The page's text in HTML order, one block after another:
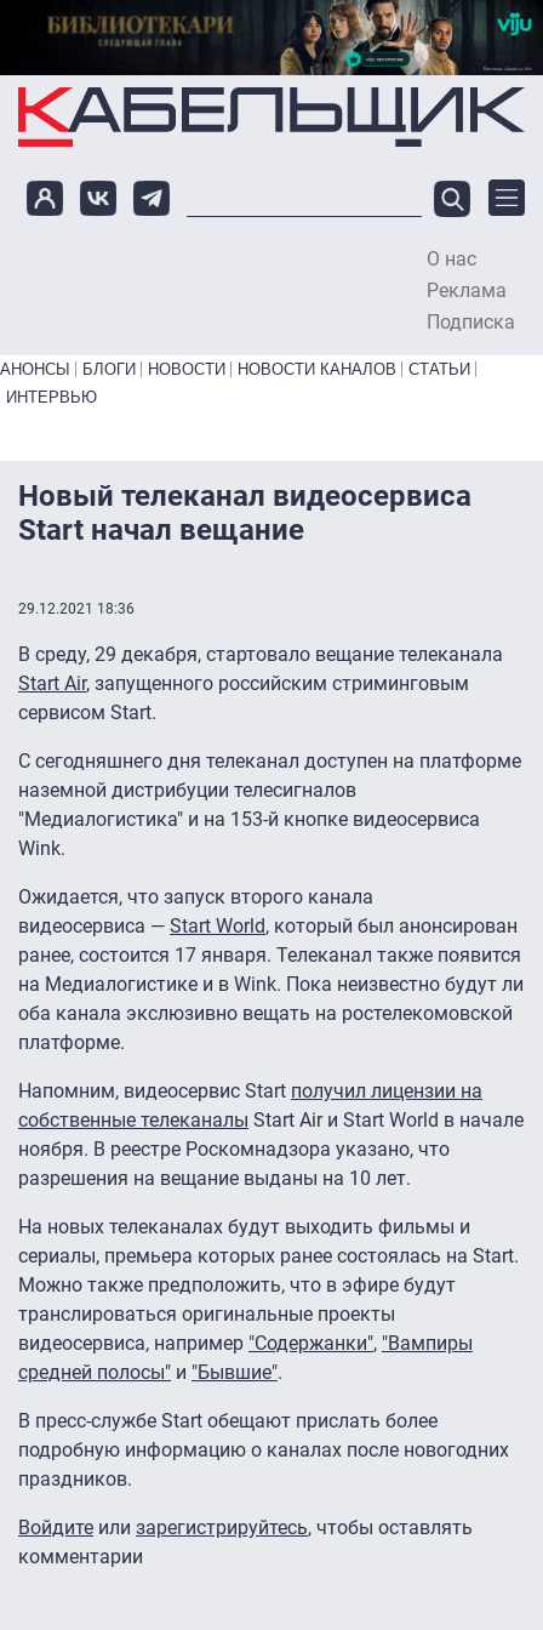
Перейти к основному содержанию
О нас
Реклама
Подписка
Primary links bottom
АНОНСЫ БЛОГИ НОВОСТИ НОВОСТИ КАНАЛОВ
СТАТЬИ
ИНТЕРВЬЮ
Новый телеканал видеосервиса
Start начал вещание
29.12.2021 18:36
В среду, 29 декабря, стартовало вещание телеканала
Start Air, запущенного российским стриминговым
сервисом Start.
С сегодняшнего дня телеканал доступен на платформе
наземной дистрибуции телесигналов
"Медиалогистика" и на 153-й кнопке видеосервиса
Wink.
Ожидается, что запуск второго канала
видеосервиса — Start World, который был анонсирован
ранее, состоится 17 января. Телеканал также появится
на Медиалогистике и в Wink. Пока неизвестно будут ли
оба канала экслюзивно вещать на ростелекомовской
платформе.
Напомним, видеосервис Start получил лицензии на
собственные телеканалы Start Air и Start World в начале
ноября. В реестре Роскомнадзора указано, что
разрешения на вещание выданы на 10 лет.
На новых телеканалах будут выходить фильмы и
сериалы, премьера которых ранее состоялась на Start.
Можно также предположить, что в эфире будут
транслироваться оригинальные проекты
видеосервиса, например "Содержанки", "Вампиры
средней полосы" и "Бывшие".
В пресс-службе Start обещают прислать более
подробную информацию о каналах после новогодних
праздников.
Войдите или зарегистрируйтесь, чтобы оставлять
комментарии